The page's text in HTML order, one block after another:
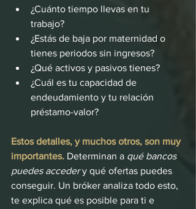
¿Cuánto tiempo llevas en tu
trabajo?
¿Estás de baja por maternidad o
tienes periodos sin ingresos?
¿Qué activos y pasivos tienes?
¿Cuál es tu capacidad de
endeudamiento y tu relación
préstamo-valor?
Estos detalles, y muchos otros, son muy
importantes. Determinan a qué bancos
puedes acceder y qué ofertas puedes
conseguir. Un bróker analiza todo esto,
te explica qué es posible para ti e